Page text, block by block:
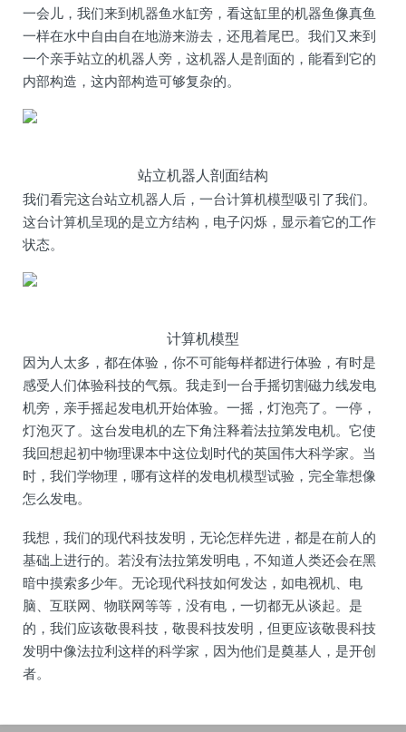
一会儿，我们来到机器鱼水缸旁，看这缸里的机器鱼像真鱼
一样在水中自由自在地游来游去，还甩着尾巴。我们又来到
一个亲手站立的机器人旁，这机器人是剖面的，能看到它的
内部构造，这内部构造可够复杂的。
站立机器人剖面结构
我们看完这台站立机器人后，一台计算机模型吸引了我们。
这台计算机呈现的是立方结构，电子闪烁，显示着它的工作
状态。
计算机模型
因为人太多，都在体验，你不可能每样都进行体验，有时是
感受人们体验科技的气氛。我走到一台手摇切割磁力线发电
机旁，亲手摇起发电机开始体验。一摇，灯泡亮了。一停，
灯泡灭了。这台发电机的左下角注释着法拉第发电机。它使
我回想起初中物理课本中这位划时代的英国伟大科学家。当
时，我们学物理，哪有这样的发电机模型试验，完全靠想像
怎么发电。
我想，我们的现代科技发明，无论怎样先进，都是在前人的
基础上进行的。若没有法拉第发明电，不知道人类还会在黑
暗中摸索多少年。无论现代科技如何发达，如电视机、电
脑、互联网、物联网等等，没有电，一切都无从谈起。是
的，我们应该敬畏科技，敬畏科技发明，但更应该敬畏科技
发明中像法拉利这样的科学家，因为他们是奠基人，是开创
者。